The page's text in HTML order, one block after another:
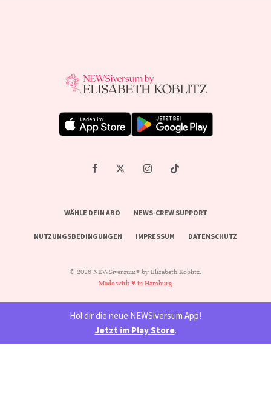
WÄHLE DEIN ABO NEWS-CREW SUPPORT
NUTZUNGSBEDINGUNGEN IMPRESSUM DATENSCHUTZ
© 2026 NEWSiversum® by Elisabeth Koblitz.
Made with ♥ in Hamburg
Hol dir die neue NEWSiversum App!
Jetzt im Play Store.